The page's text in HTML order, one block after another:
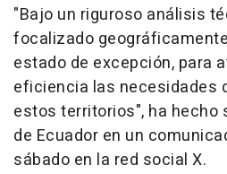
"Bajo un riguroso análisis
focalizado
estado de excepción, para
eficiencia las necesidades
estos territorios", ha hecho
de Ecuador en un
sábado en la red social X.